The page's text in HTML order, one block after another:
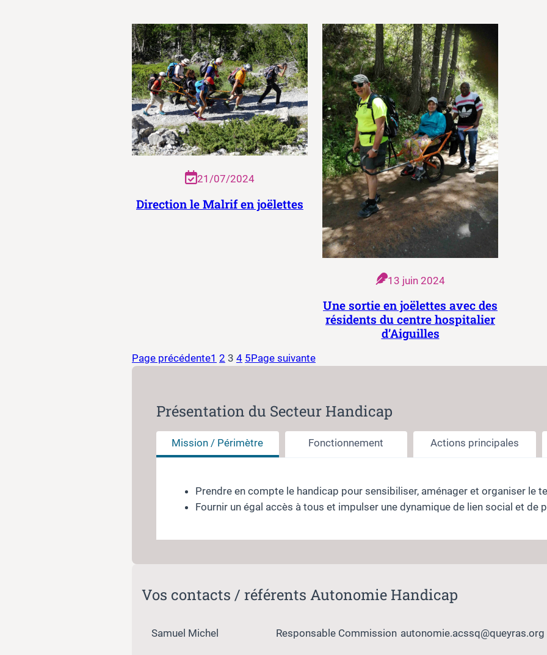
21/07/2024
Direction le Malrif en joëlettes
13 juin 2024
Une sortie en joëlettes avec des
résidents du centre hospitalier
d’Aiguilles
Page précédente1 2 3 4 5Page suivante
Présentation du Secteur Handicap
Mission / Périmètre Fonctionnement Actions principales
Prendre en compte le handicap pour sensibiliser, aménager et organiser le
Fournir un égal accès à tous et impulser une dynamique de lien social et de
Vos contacts / référents Autonomie Handicap
Samuel Michel Responsable Commission autonomie.acssq@queyras.org